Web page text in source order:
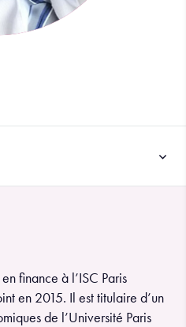
finance à l’ISC Paris
en 2015. Il est titulaire d’un
de l’Université Paris